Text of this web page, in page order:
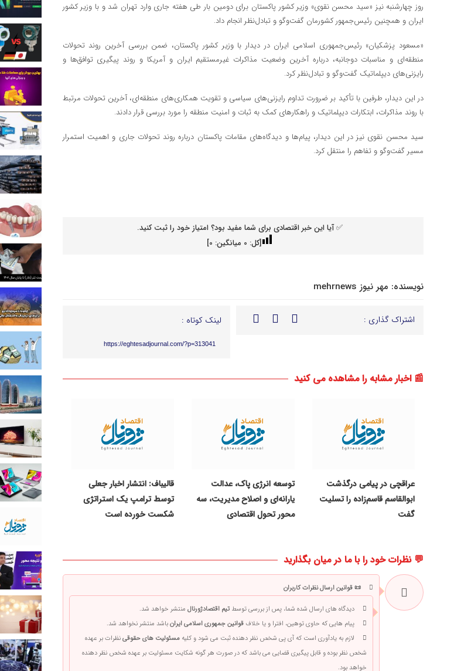
روز چهارشنبه نیز «سید محسن نقوی» وزیر کشور پاکستان برای دومین بار طی هفته جاری وارد تهران شد و با وزیر کشور
ایران و همچنین رئیس‌جمهور کشورمان گفت‌وگو و تبادل‌نظر انجام داد.
«مسعود پزشکیان» رئیس‌جمهوری اسلامی ایران در دیدار با وزیر کشور پاکستان، ضمن بررسی آخرین روند تحولات
منطقه‌ای و مناسبات دوجانبه، درباره آخرین وضعیت مذاکرات غیرمستقیم ایران و آمریکا و روند پیگیری توافق‌ها و
رایزنی‌های دیپلماتیک گفت‌وگو و تبادل‌نظر کرد.
در این دیدار، طرفین با تأکید بر ضرورت تداوم رایزنی‌های سیاسی و تقویت همکاری‌های منطقه‌ای، آخرین تحولات مرتبط
با روند مذاکرات، ابتکارات دیپلماتیک و راهکارهای کمک به ثبات و امنیت منطقه را مورد بررسی قرار دادند.
سید محسن نقوی نیز در این دیدار، پیام‌ها و دیدگاه‌های مقامات پاکستان درباره روند تحولات جاری و اهمیت استمرار
مسیر گفت‌وگو و تفاهم را منتقل کرد.
✅ آیا این خبر اقتصادی برای شما مفید بود؟ امتیاز خود را ثبت کنید.
[کل: 0 میانگین: 0
]
نویسنده: مهر نیوز mehrnews
اشتراک گذاری : لینک کوتاه :
https://eghtesadjournal.com/?p=313041
📰 اخبار مشابه را مشاهده می کنید
عراقچی در پیامی درگذشت
ابوالقاسم قاسم‌زاده را تسلیت
گفت
توسعه انرژی پاک، عدالت
یارانه‌ای و اصلاح مدیریت، سه
محور تحول اقتصادی
قالیباف: انتشار اخبار جعلی
توسط ترامپ یک استراتژی
شکست خورده است
💬 نظرات خود را با ما در میان بگذارید
📜 قوانین ارسال نظرات کاربران
دیدگاه های ارسال شده شما، پس از بررسی توسط تیم اقتصادژورنال منتشر خواهد شد.
پیام هایی که حاوی توهین، افترا و یا خلاف قوانین جمهوری اسلامی ایرانباشد منتشر نخواهد شد.
لازم به یادآوری است که آی پی شخص نظر دهنده ثبت می شود و کلیه مسئولیت های حقوقینظرات بر عهده
شخص نظر بوده و قابل پیگیری قضایی می باشد که در صورت هر گونه شکایت مسئولیت بر عهده شخص نظر دهنده
خواهد بود.